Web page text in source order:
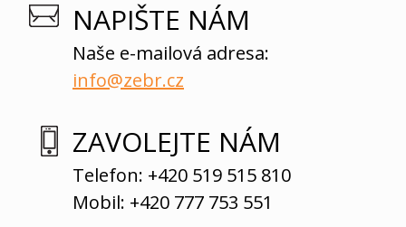
NAPIŠTE NÁM
Naše e-mailová adresa:
info@zebr.cz
ZAVOLEJTE NÁM
Telefon: +420 519 515 810
Mobil: +420 777 753 551